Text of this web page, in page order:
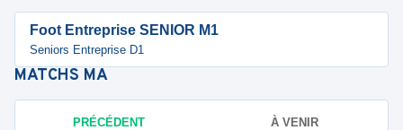
Foot Entreprise SENIOR M1
Seniors Entreprise D1
MATCHS MA
PRÉCÉDENT À VENIR